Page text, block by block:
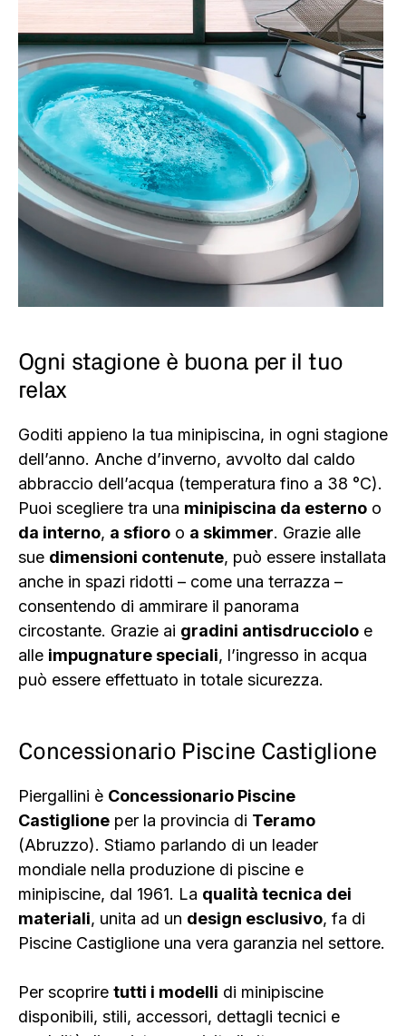
Ogni stagione è buona per il tuo
relax
Goditi appieno la tua minipiscina, in ogni stagione
dell’anno. Anche d’inverno, avvolto dal caldo
abbraccio dell’acqua (temperatura fino a 38 °C).
Puoi scegliere tra una minipiscina da esterno o
da interno, a sfioro o a skimmer. Grazie alle
sue dimensioni contenute, può essere installata
anche in spazi ridotti – come una terrazza –
consentendo di ammirare il panorama
circostante. Grazie ai gradini antisdrucciolo e
alle impugnature speciali, l’ingresso in acqua
può essere effettuato in totale sicurezza.
Concessionario Piscine Castiglione
Piergallini è Concessionario Piscine
Castiglione per la provincia di Teramo
(Abruzzo). Stiamo parlando di un leader
mondiale nella produzione di piscine e
minipiscine, dal 1961. La qualità tecnica dei
materiali, unita ad un design esclusivo, fa di
Piscine Castiglione una vera garanzia nel settore.
Per scoprire tutti i modelli di minipiscine
disponibili, stili, accessori, dettagli tecnici e